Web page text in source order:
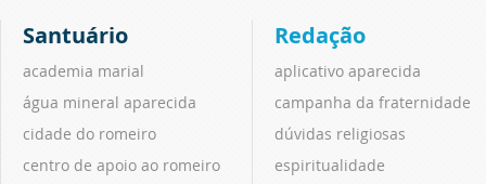
Santuário
academia marial
água mineral aparecida
cidade do romeiro
centro de apoio ao romeiro
Redação
aplicativo aparecida
campanha da fraternidade
dúvidas religiosas
espiritualidade